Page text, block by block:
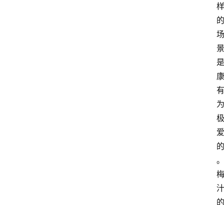
样
的
场
景
是
康
有
为
极
爱
的
。
梅
汁
的